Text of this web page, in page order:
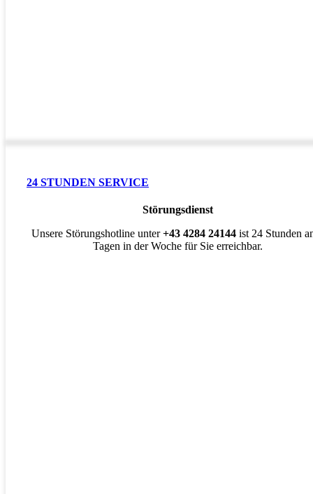
24 STUNDEN SERVICE
Störungsdienst
Unsere Störungshotline unter+43 4284 24144 ist 24 Stunden
Tagen in der Woche für Sie erreichbar.